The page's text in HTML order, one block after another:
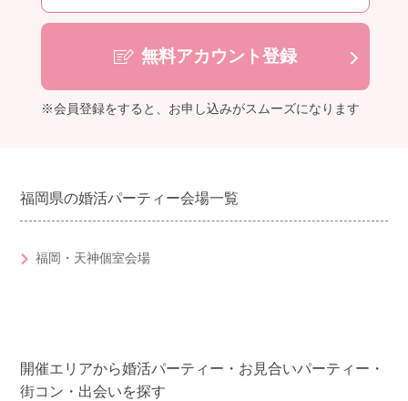
無料アカウント登録
※会員登録をすると、お申し込みがスムーズになります
福岡県の婚活パーティー会場一覧
福岡・天神個室会場
開催エリアから婚活パーティー・お見合いパーティー・
街コン・出会いを探す